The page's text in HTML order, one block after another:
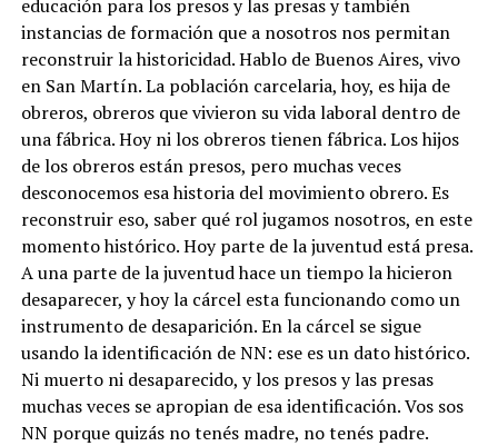
educación para los presos y las presas y también
instancias de formación que a nosotros nos permitan
reconstruir la historicidad. Hablo de Buenos Aires, vivo
en San Martín. La población carcelaria, hoy, es hija de
obreros, obreros que vivieron su vida laboral dentro de
una fábrica. Hoy ni los obreros tienen fábrica. Los hijos
de los obreros están presos, pero muchas veces
desconocemos esa historia del movimiento obrero. Es
reconstruir eso, saber qué rol jugamos nosotros, en este
momento histórico. Hoy parte de la juventud está presa.
A una parte de la juventud hace un tiempo la hicieron
desaparecer, y hoy la cárcel esta funcionando como un
instrumento de desaparición. En la cárcel se sigue
usando la identificación de NN: ese es un dato histórico.
Ni muerto ni desaparecido, y los presos y las presas
muchas veces se apropian de esa identificación. Vos sos
NN porque quizás no tenés madre, no tenés padre.